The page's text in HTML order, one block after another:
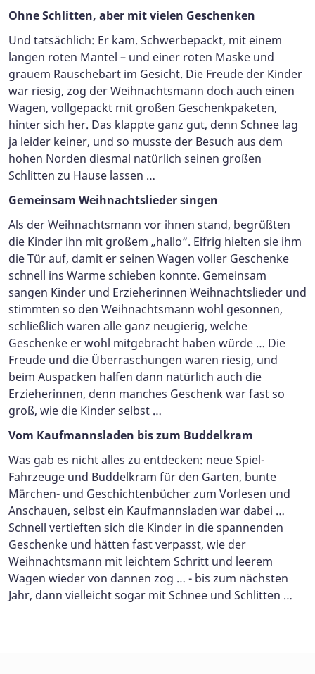
Ohne Schlitten, aber mit vielen Geschenken
Und tatsächlich: Er kam. Schwerbepackt, mit einem
langen roten Mantel – und einer roten Maske und
grauem Rauschebart im Gesicht. Die Freude der Kinder
war riesig, zog der Weihnachtsmann doch auch einen
Wagen, vollgepackt mit großen Geschenkpaketen,
hinter sich her. Das klappte ganz gut, denn Schnee lag
ja leider keiner, und so musste der Besuch aus dem
hohen Norden diesmal natürlich seinen großen
Schlitten zu Hause lassen …
Gemeinsam Weihnachtslieder singen
Als der Weihnachtsmann vor ihnen stand, begrüßten
die Kinder ihn mit großem „hallo“. Eifrig hielten sie ihm
die Tür auf, damit er seinen Wagen voller Geschenke
schnell ins Warme schieben konnte. Gemeinsam
sangen Kinder und Erzieherinnen Weihnachtslieder und
stimmten so den Weihnachtsmann wohl gesonnen,
schließlich waren alle ganz neugierig, welche
Geschenke er wohl mitgebracht haben würde … Die
Freude und die Überraschungen waren riesig, und
beim Auspacken halfen dann natürlich auch die
Erzieherinnen, denn manches Geschenk war fast so
groß, wie die Kinder selbst …
Vom Kaufmannsladen bis zum Buddelkram
Was gab es nicht alles zu entdecken: neue Spiel-
Fahrzeuge und Buddelkram für den Garten, bunte
Märchen- und Geschichtenbücher zum Vorlesen und
Anschauen, selbst ein Kaufmannsladen war dabei …
Schnell vertieften sich die Kinder in die spannenden
Geschenke und hätten fast verpasst, wie der
Weihnachtsmann mit leichtem Schritt und leerem
Wagen wieder von dannen zog … - bis zum nächsten
Jahr, dann vielleicht sogar mit Schnee und Schlitten …